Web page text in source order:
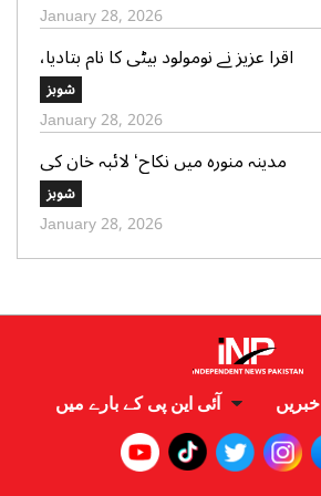
January 28, 2026
اقرا عزیز نے نومولود بیٹی کا نام بتادیا،
مداحوں کی مبارکباد
شوبز
January 28, 2026
مدینہ منورہ میں نکاح‘ لائبہ خان کی
دعائے خیر کی تصاویر بھی وائرل
شوبز
January 28, 2026
خبریں آئی این پی کے بارے میں